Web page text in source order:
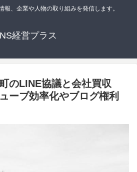
報、企業や人物の取り組みを発信します。
経営プラス
のLINE協議と会社買収
ーブ効率化やブログ権利